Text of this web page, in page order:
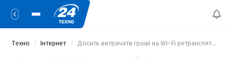
Техно Інтернет Досить витрачати гроші на Wi-Fi ретранслятори: ось що вам варто зробити